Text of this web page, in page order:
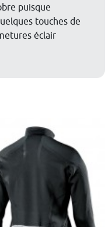
puisque
touches de
éclair